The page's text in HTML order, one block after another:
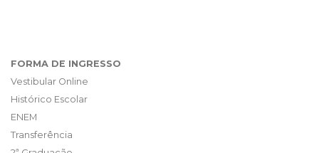
FORMA DE INGRESSO
Vestibular Online
Histórico Escolar
ENEM
Transferência